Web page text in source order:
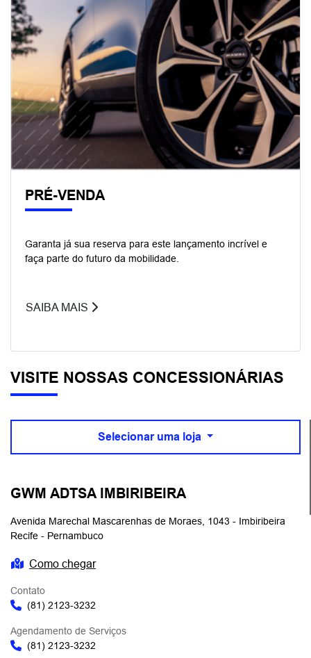
PRÉ-VENDA
Garanta já sua reserva para este lançamento incrível e
faça parte do futuro da mobilidade.
SAIBA MAIS
VISITE NOSSAS CONCESSIONÁRIAS
Selecionar uma loja
GWM ADTSA IMBIRIBEIRA
Avenida Marechal Mascarenhas de Moraes, 1043 - Imbiribeira
Recife - Pernambuco
Como chegar
Contato
(81) 2123-3232
Agendamento de Serviços
(81) 2123-3232